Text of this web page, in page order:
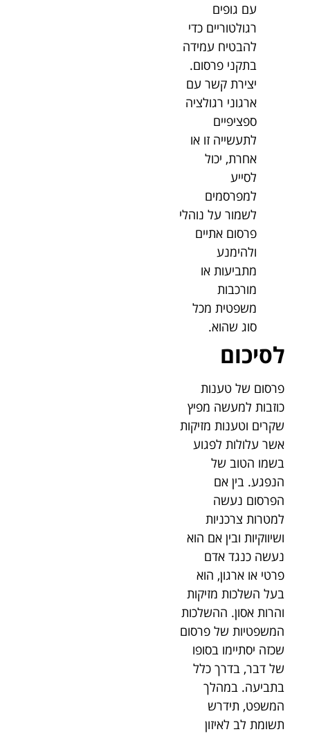
עם גופים
רגולטוריים כדי
להבטיח עמידה
בתקני פרסום.
יצירת קשר עם
ארגוני רגולציה
ספציפיים
לתעשייה זו או
אחרת, יכול
לסייע
למפרסמים
לשמור על נוהלי
פרסום אתיים
ולהימנע
מתביעות או
מורכבות
משפטית מכל
סוג שהוא.
לסיכום
פרסום של טענות
כוזבות למעשה מפיץ
שקרים וטענות מזיקות
אשר עלולות לפגוע
בשמו הטוב של
הנפגע. בין אם
הפרסום נעשה
למטרות צרכניות
ושיווקיות ובין אם הוא
נעשה כנגד אדם
פרטי או ארגון, הוא
בעל השלכות מזיקות
והרות אסון. ההשלכות
המשפטיות של פרסום
שכזה יסתיימו בסופו
של דבר, בדרך כלל
בתביעה. במהלך
המשפט, תידרש
תשומת לב לאיזון